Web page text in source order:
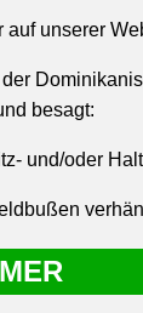
unserer
besagt:
und/oder